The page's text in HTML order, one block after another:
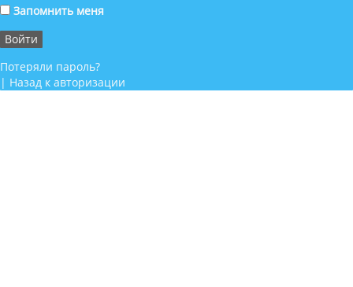
Запомнить меня
Потеряли пароль?
| Назад к авторизации